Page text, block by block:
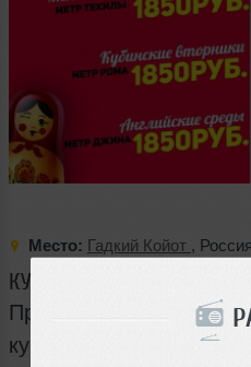
Место: Гадкий Койот , Россия
КУБИНСКИЕ ВТОРНИКИ В
Приходи сегодня в
кубинскую вечеринку